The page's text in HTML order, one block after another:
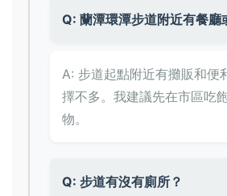
Q: 蘭潭環潭步道附近有餐廳
A: 步道起點附近有攤販和便
擇不多。我建議先在市區吃
物。
Q: 步道有沒有廁所？